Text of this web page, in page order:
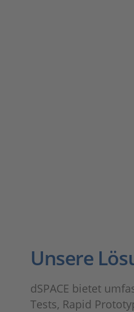
Unsere
dSPACE bietet
Tests, Rapid